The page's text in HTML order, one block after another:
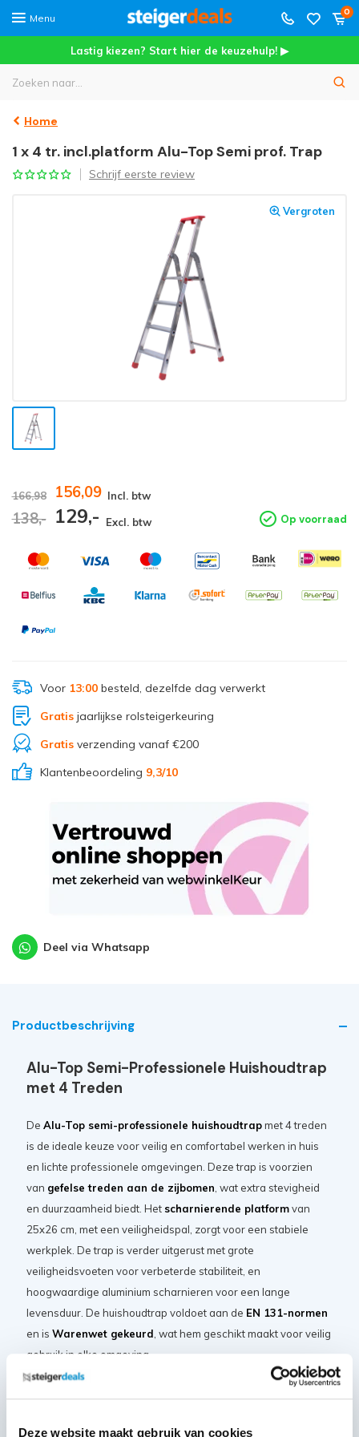
Deze website maakt gebruik van cookies
Menu
0
Lastig kiezen? Start hier de keuzehulp! ▶
Home
1 x 4 tr. incl.platform Alu-Top Semi prof. Trap
Schrijf eerste review
Vergroten
166,98 156,09 Incl. btw
138,- 129,- Excl. btw Op voorraad
Voor 13:00besteld, dezelfde dag verwerkt
Gratisjaarlijkse rolsteigerkeuring
Gratisverzending vanaf €200
Klantenbeoordeling 9,3/10
Deel via Whatsapp
Productbeschrijving
Alu-Top Semi-Professionele Huishoudtrap
met 4 Treden
De Alu-Top semi-professionele huishoudtrapmet 4 treden
is de ideale keuze voor veilig en comfortabel werken in huis
en lichte professionele omgevingen. Deze trap is voorzien
van gefelse treden aan de zijbomen , wat extra stevigheid
en duurzaamheid biedt. Het scharnierende platformvan
25x26 cm, met een veiligheidspal, zorgt voor een stabiele
werkplek. De trap is verder uitgerust met grote
veiligheidsvoeten voor verbeterde stabiliteit, en
hoogwaardige aluminium scharnieren voor een lange
levensduur. De huishoudtrap voldoet aan de EN 131-normen
en is Warenwet gekeurd , wat hem geschikt maakt voor veilig
gebruik in elke omgeving.